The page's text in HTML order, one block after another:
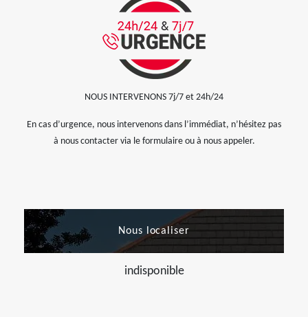
NOUS INTERVENONS 7j/7 et 24h/24
En cas d’urgence, nous intervenons dans l’immédiat, n’hésitez pas
à nous contacter via le formulaire ou à nous appeler.
Nous localiser
indisponible